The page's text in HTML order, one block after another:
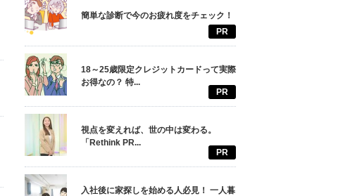
簡単な診断で今のお疲れ度をチェック！
PR
18～25歳限定クレジットカードって実際
お得なの？ 特...
PR
視点を変えれば、世の中は変わる。
「Rethink PR...
PR
入社後に家探しを始める人必見！ 一人暮